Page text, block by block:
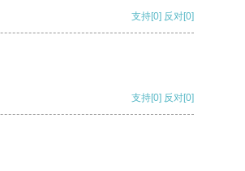
支持[0] 反对[0]
支持[0] 反对[0]